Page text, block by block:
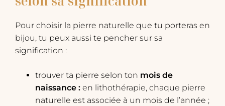
Pour choisir la pierre naturelle que tu porteras en
bijou, tu peux aussi te pencher sur sa
signification :
trouver ta pierre selon ton mois de
naissance : en lithothérapie, chaque pierre
naturelle est associée à un mois de l’année ;